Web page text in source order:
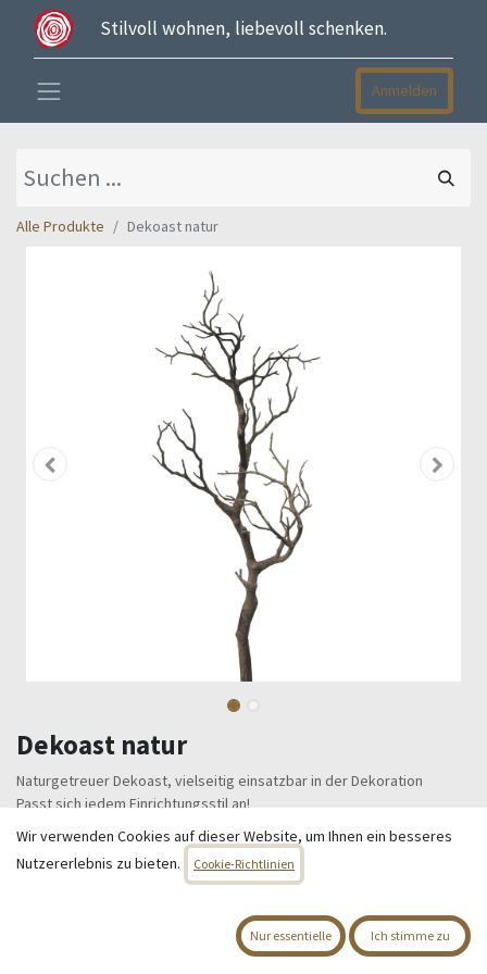
Stilvoll wohnen, liebevoll schenken.
Anmelden
Alle Produkte Dekoast natur
Dekoast natur
Naturgetreuer Dekoast, vielseitig einsatzbar in der Dekoration
Passt sich jedem Einrichtungsstil an!
Gesamtlänge 73 cm
14,95€ Alle Preise inkl. MwSt.zzgl. Versandkosten
Wir verwenden Cookies auf dieser Website, um Ihnen ein besseres
Nutzererlebnis zu bieten.
Cookie-Richtlinien
Nur essentielle Ich stimme zu